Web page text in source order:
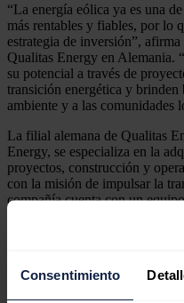
Consentimiento
“La energía eólica ya es una
más rentables y fiables, por lo
estrategia de inversión”, afirma
Qualitas Energy en Alemania.
su potencial a través de
transición energética y
ambiente y a las comunidades
La filial alemana de Qualitas
Energy, se especializa en la
proyectos, construcción y
con la misión de impulsar la
compañía cuenta con un